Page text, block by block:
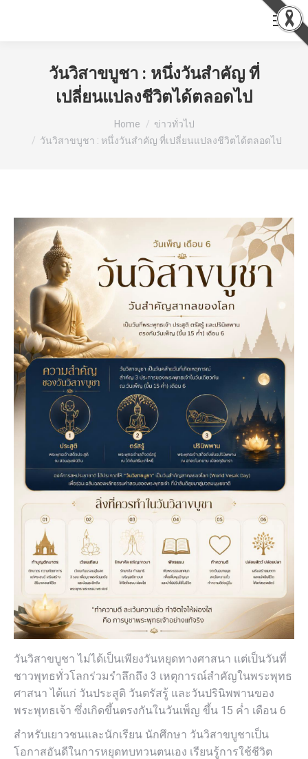
วันวิสาขบูชา : หนึ่งวันสำคัญ ที่
เปลี่ยนแปลงชีวิตได้ตลอดไป
Home
ข่าวทั่วไป
วันวิสาขบูชา : หนึ่งวันสำคัญ ที่เปลี่ยนแปลงชีวิตได้ตลอดไป
วันวิสาขบูชา ไม่ได้เป็นเพียงวันหยุดทางศาสนา แต่เป็นวันที่
ชาวพุทธทั่วโลกร่วมรำลึกถึง 3 เหตุการณ์สำคัญในพระพุทธ
ศาสนา ได้แก่ วันประสูติ วันตรัสรู้ และวันปรินิพพานของ
พระพุทธเจ้า ซึ่งเกิดขึ้นตรงกันในวันเพ็ญ ขึ้น 15 ค่ำ เดือน 6
สำหรับเยาวชนและนักเรียน นักศึกษา วันวิสาขบูชาเป็น
โอกาสอันดีในการหยุดทบทวนตนเอง เรียนรู้การใช้ชีวิต